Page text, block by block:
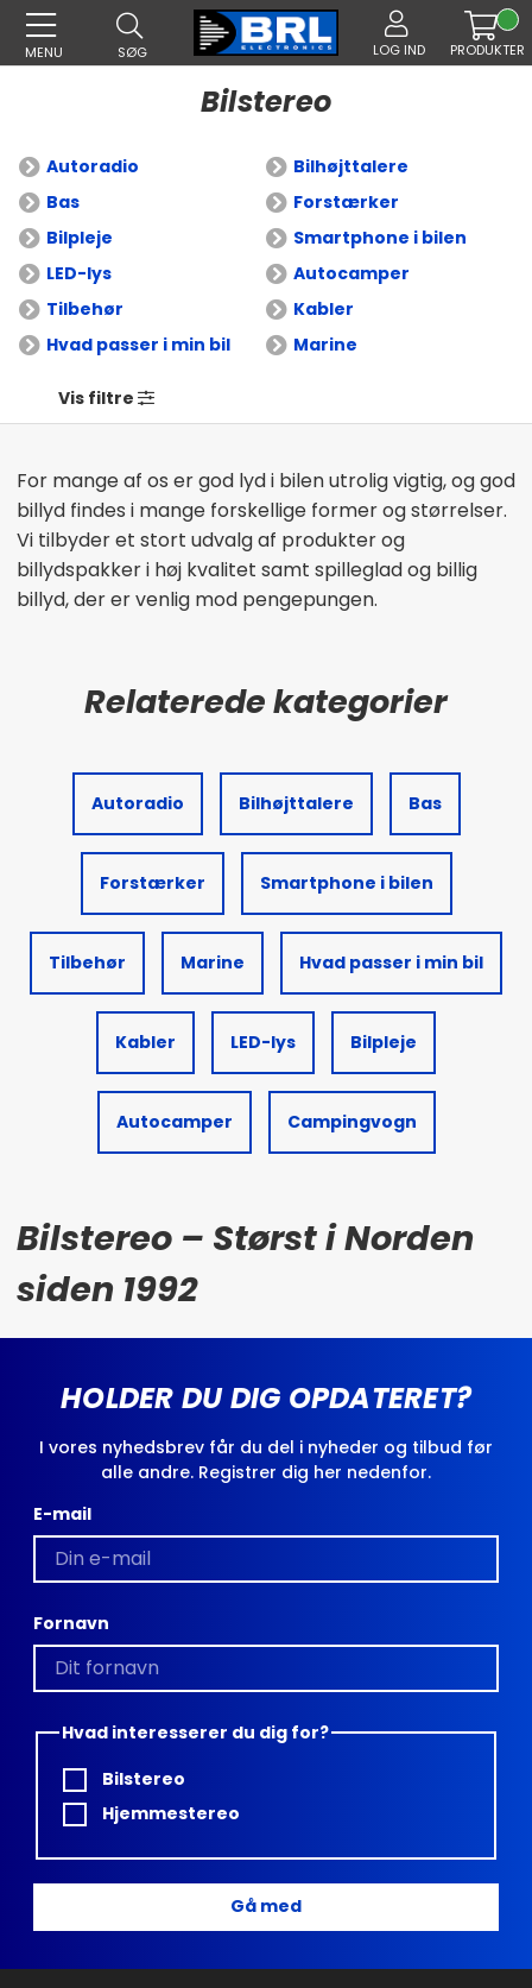
MENU SØG LOG IND PRODUKTER
Bilstereo
Autoradio
Bilhøjttalere
Bas
Forstærker
Bilpleje
Smartphone i bilen
LED-lys
Autocamper
Tilbehør
Kabler
Hvad passer i min bil
Marine
For mange af os er god lyd i bilen utrolig vigtig, og god
billyd findes i mange forskellige former og størrelser.
Vi tilbyder et stort udvalg af produkter og
billydspakker i høj kvalitet samt spilleglad og billig
billyd, der er venlig mod pengepungen.
Vis filtre
Autoradio Bilhøjttalere Bas
Forstærker Smartphone i bilen
Tilbehør Marine Hvad passer i min bil
Kabler LED-lys Bilpleje
Autocamper Campingvogn
Bilstereo – Størst i Norden
siden 1992
HOLDER DU DIG OPDATERET?
I vores nyhedsbrev får du del i nyheder og tilbud før
alle andre. Registrer dig her nedenfor.
E-mail
Fornavn
Hvad interesserer du dig for?
Bilstereo
Hjemmestereo
Gå med